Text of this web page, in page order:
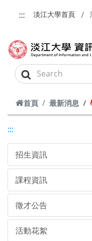
:::
淡江大學首頁
首頁 最新消息
:::
招生資訊
課程資訊
徵才公告
活動花絮